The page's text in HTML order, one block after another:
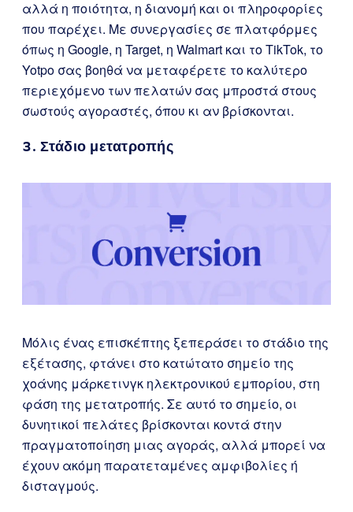
αλλά η ποιότητα, η διανομή και οι πληροφορίες
που παρέχει. Με συνεργασίες σε πλατφόρμες
όπως η Google, η Target, η Walmart και το TikTok, το
Yotpo σας βοηθά να μεταφέρετε το καλύτερο
περιεχόμενο των πελατών σας μπροστά στους
σωστούς αγοραστές, όπου κι αν βρίσκονται.
3. Στάδιο μετατροπής
Μόλις ένας επισκέπτης ξεπεράσει το στάδιο της
εξέτασης, φτάνει στο κατώτατο σημείο της
χοάνης μάρκετινγκ ηλεκτρονικού εμπορίου, στη
φάση της μετατροπής. Σε αυτό το σημείο, οι
δυνητικοί πελάτες βρίσκονται κοντά στην
πραγματοποίηση μιας αγοράς, αλλά μπορεί να
έχουν ακόμη παρατεταμένες αμφιβολίες ή
δισταγμούς.